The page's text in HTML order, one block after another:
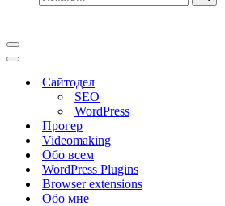
Меню
навигации
Меню
навигацииСайтодел
SEO
WordPress
Прогер
Videomaking
Обо всем
WordPress Plugins
Browser extensions
Обо мне